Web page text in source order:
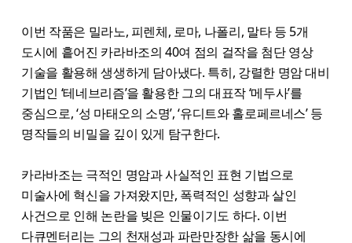
이번 작품은 밀라노, 피렌체, 로마, 나폴리, 말타 등 5개
도시에 흩어진 카라바조의 40여 점의 걸작을 첨단 영상
기술을 활용해 생생하게 담아냈다. 특히, 강렬한 명암 대비
기법인 ‘테네브리즘’을 활용한 그의 대표작 ‘메두사’를
중심으로, ‘성 마태오의 소명’, ‘유디트와 홀로페르네스’ 등
명작들의 비밀을 깊이 있게 탐구한다.
카라바조는 극적인 명암과 사실적인 표현 기법으로
미술사에 혁신을 가져왔지만, 폭력적인 성향과 살인
사건으로 인해 논란을 빚은 인물이기도 하다. 이번
다큐멘터리는 그의 천재성과 파란만장한 삶을 동시에